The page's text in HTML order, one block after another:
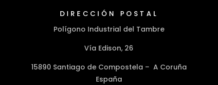
DIRECCIÓN POSTAL
Polígono Industrial del Tambre
Vía Edison, 26
15890 Santiago de Compostela – A Coruña
España